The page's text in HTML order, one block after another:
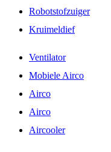
Robotstofzuiger
Kruimeldief
Ventilator
Mobiele Airco
Airco
Airco
Aircooler